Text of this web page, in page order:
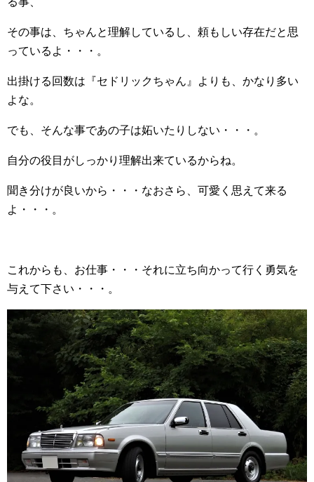
その事は、ちゃんと理解しているし、頼もしい存在だと思
っているよ・・・。
出掛ける回数は『セドリックちゃん』よりも、かなり多い
よな。
でも、そんな事であの子は妬いたりしない・・・。
自分の役目がしっかり理解出来ているからね。
聞き分けが良いから・・・なおさら、可愛く思えて来る
よ・・・。
これからも、お仕事・・・それに立ち向かって行く勇気を
与えて下さい・・・。